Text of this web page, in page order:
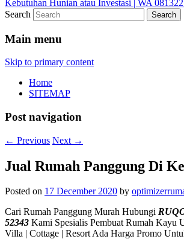
Search
Main menu
Skip to primary content
Home
SITEMAP
Post navigation
← Previous Next →
Jual Rumah Panggung Di
Posted on 17 December 2020 by
Cari Rumah Panggung Murah Hubungi
52343 Kami Spesialis Pembuat Rumah Kayu
Villa | Cottage | Resort Ada Harga Promo